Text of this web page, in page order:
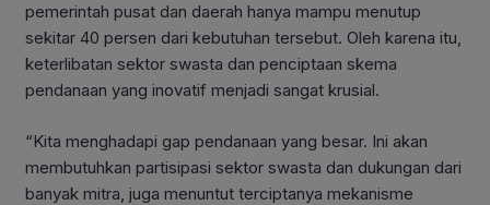
pemerintah pusat dan daerah hanya mampu menutup
sekitar 40 persen dari kebutuhan tersebut. Oleh karena itu,
keterlibatan sektor swasta dan penciptaan skema
pendanaan yang inovatif menjadi sangat krusial.
“Kita menghadapi gap pendanaan yang besar. Ini akan
membutuhkan partisipasi sektor swasta dan dukungan dari
banyak mitra, juga menuntut terciptanya mekanisme